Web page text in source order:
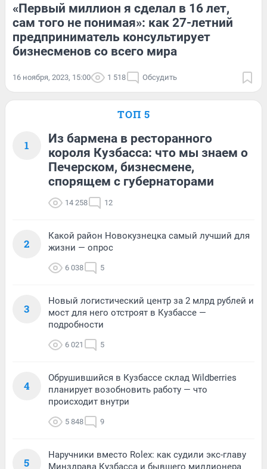
«Первый миллион я сделал в 16 лет,
сам того не понимая»: как 27-летний
предприниматель консультирует
бизнесменов со всего мира
16 ноября, 2023, 15:00 1 518 Обсудить
ТОП 5
1
Из бармена в ресторанного
короля Кузбасса: что мы знаем о
Печерском, бизнесмене,
спорящем с губернаторами
14 258 12
2
Какой район Новокузнецка самый лучший для
жизни — опрос
6 038 5
3
Новый логистический центр за 2 млрд рублей и
мост для него отстроят в Кузбассе —
подробности
6 021 5
4
Обрушившийся в Кузбассе склад Wildberries
планирует возобновить работу — что
происходит внутри
5 848 9
5
Наручники вместо Rolex: как судили экс-главу
Минздрава Кузбасса и бывшего миллионера